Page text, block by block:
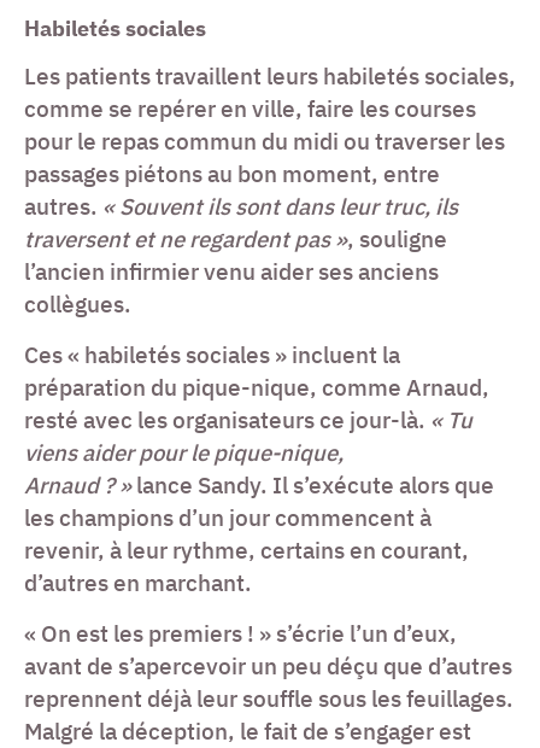
Habiletés sociales
Les patients travaillent leurs habiletés sociales,
comme se repérer en ville, faire les courses
pour le repas commun du midi ou traverser les
passages piétons au bon moment, entre
autres. « Souvent ils sont dans leur truc, ils
traversent et ne regardent pas », souligne
l’ancien infirmier venu aider ses anciens
collègues.
Ces « habiletés sociales » incluent la
préparation du pique-nique, comme Arnaud,
resté avec les organisateurs ce jour-là. « Tu
viens aider pour le pique-nique,
Arnaud ? »lance Sandy. Il s’exécute alors que
les champions d’un jour commencent à
revenir, à leur rythme, certains en courant,
d’autres en marchant.
« On est les premiers ! » s’écrie l’un d’eux,
avant de s’apercevoir un peu déçu que d’autres
reprennent déjà leur souffle sous les feuillages.
Malgré la déception, le fait de s’engager est